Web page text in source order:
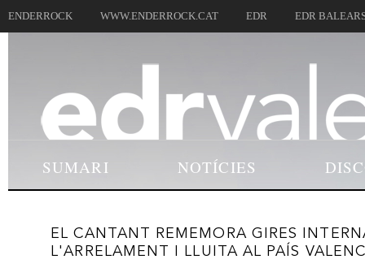
ENDERROCK WWW.ENDERROCK.CAT EDR EDR
SUMARI NOTÍCIES
EL CANTANT REMEMORA GIRES
L'ARRELAMENT I LLUITA AL PAÍS